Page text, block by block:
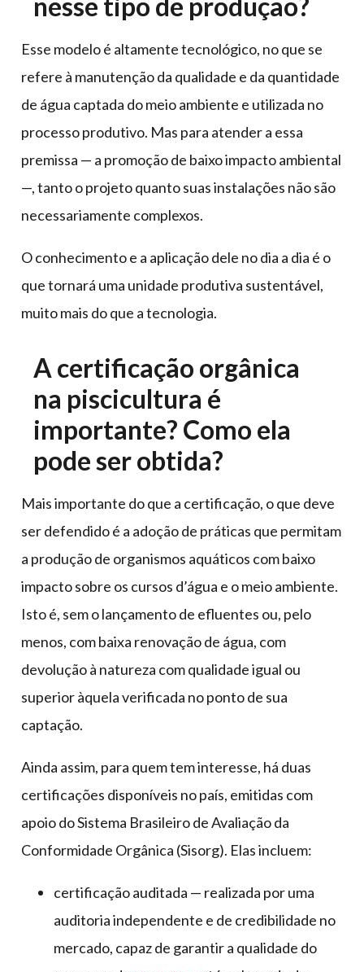
Esse modelo é altamente tecnológico, no que se
refere à manutenção da qualidade e da quantidade
de água captada do meio ambiente e utilizada no
processo produtivo. Mas para atender a essa
premissa — a promoção de baixo impacto ambiental
—, tanto o projeto quanto suas instalações não são
necessariamente complexos.
O conhecimento e a aplicação dele no dia a dia é o
que tornará uma unidade produtiva sustentável,
muito mais do que a tecnologia.
A certificação orgânica
na piscicultura é
importante? Como ela
pode ser obtida?
Mais importante do que a certificação, o que deve
ser defendido é a adoção de práticas que permitam
a produção de organismos aquáticos com baixo
impacto sobre os cursos d’água e o meio ambiente.
Isto é, sem o lançamento de efluentes ou, pelo
menos, com baixa renovação de água, com
devolução à natureza com qualidade igual ou
superior àquela verificada no ponto de sua
captação.
Ainda assim, para quem tem interesse, há duas
certificações disponíveis no país, emitidas com
apoio do Sistema Brasileiro de Avaliação da
Conformidade Orgânica (Sisorg). Elas incluem:
certificação auditada — realizada por uma
auditoria independente e de credibilidade no
mercado, capaz de garantir a qualidade do